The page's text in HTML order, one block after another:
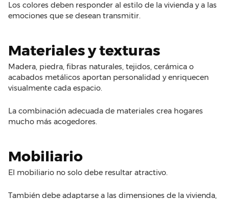
Los colores deben responder al estilo de la vivienda y a las
emociones que se desean transmitir.
Materiales y texturas
Madera, piedra, fibras naturales, tejidos, cerámica o
acabados metálicos aportan personalidad y enriquecen
visualmente cada espacio.
La combinación adecuada de materiales crea hogares
mucho más acogedores.
Mobiliario
El mobiliario no solo debe resultar atractivo.
También debe adaptarse a las dimensiones de la vivienda,